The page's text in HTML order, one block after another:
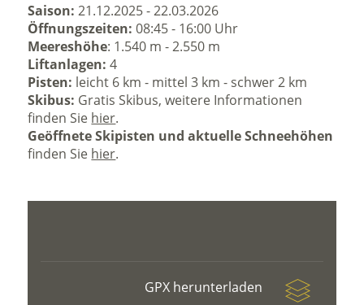
Saison:21.12.2025 - 22.03.2026
Öffnungszeiten: 08:45 - 16:00 Uhr
Meereshöhe: 1.540 m - 2.550 m
Liftanlagen: 4
Pisten: leicht 6 km - mittel 3 km - schwer 2 km
Skibus: Gratis Skibus, weitere Informationen
finden Sie hier.
Geöffnete Skipisten und aktuelle Schneehöhen
finden Sie hier.
GPX herunterladen